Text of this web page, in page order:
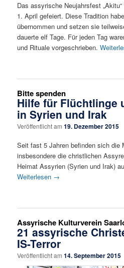
Das assyrische Neujahrsfest
1. April gefeiert. Diese Tradition
übernommen und setzen sie
dauerte elf Tage. Für jeden Tag
und Rituale vorgeschrieben.
Bitte spenden
Hilfe für Flüchtlinge
in Syrien und Irak
Veröffentlicht am19. Dezember 2015
Seit fast 5 Jahren befinden sich die
insbesondere die christlichen
Heimat Assyrien (Syrien und Irak)
Weiterlesen →
Assyrische Kulturverein
21 assyrische
IS-Terror
Veröffentlicht am14. September 2015